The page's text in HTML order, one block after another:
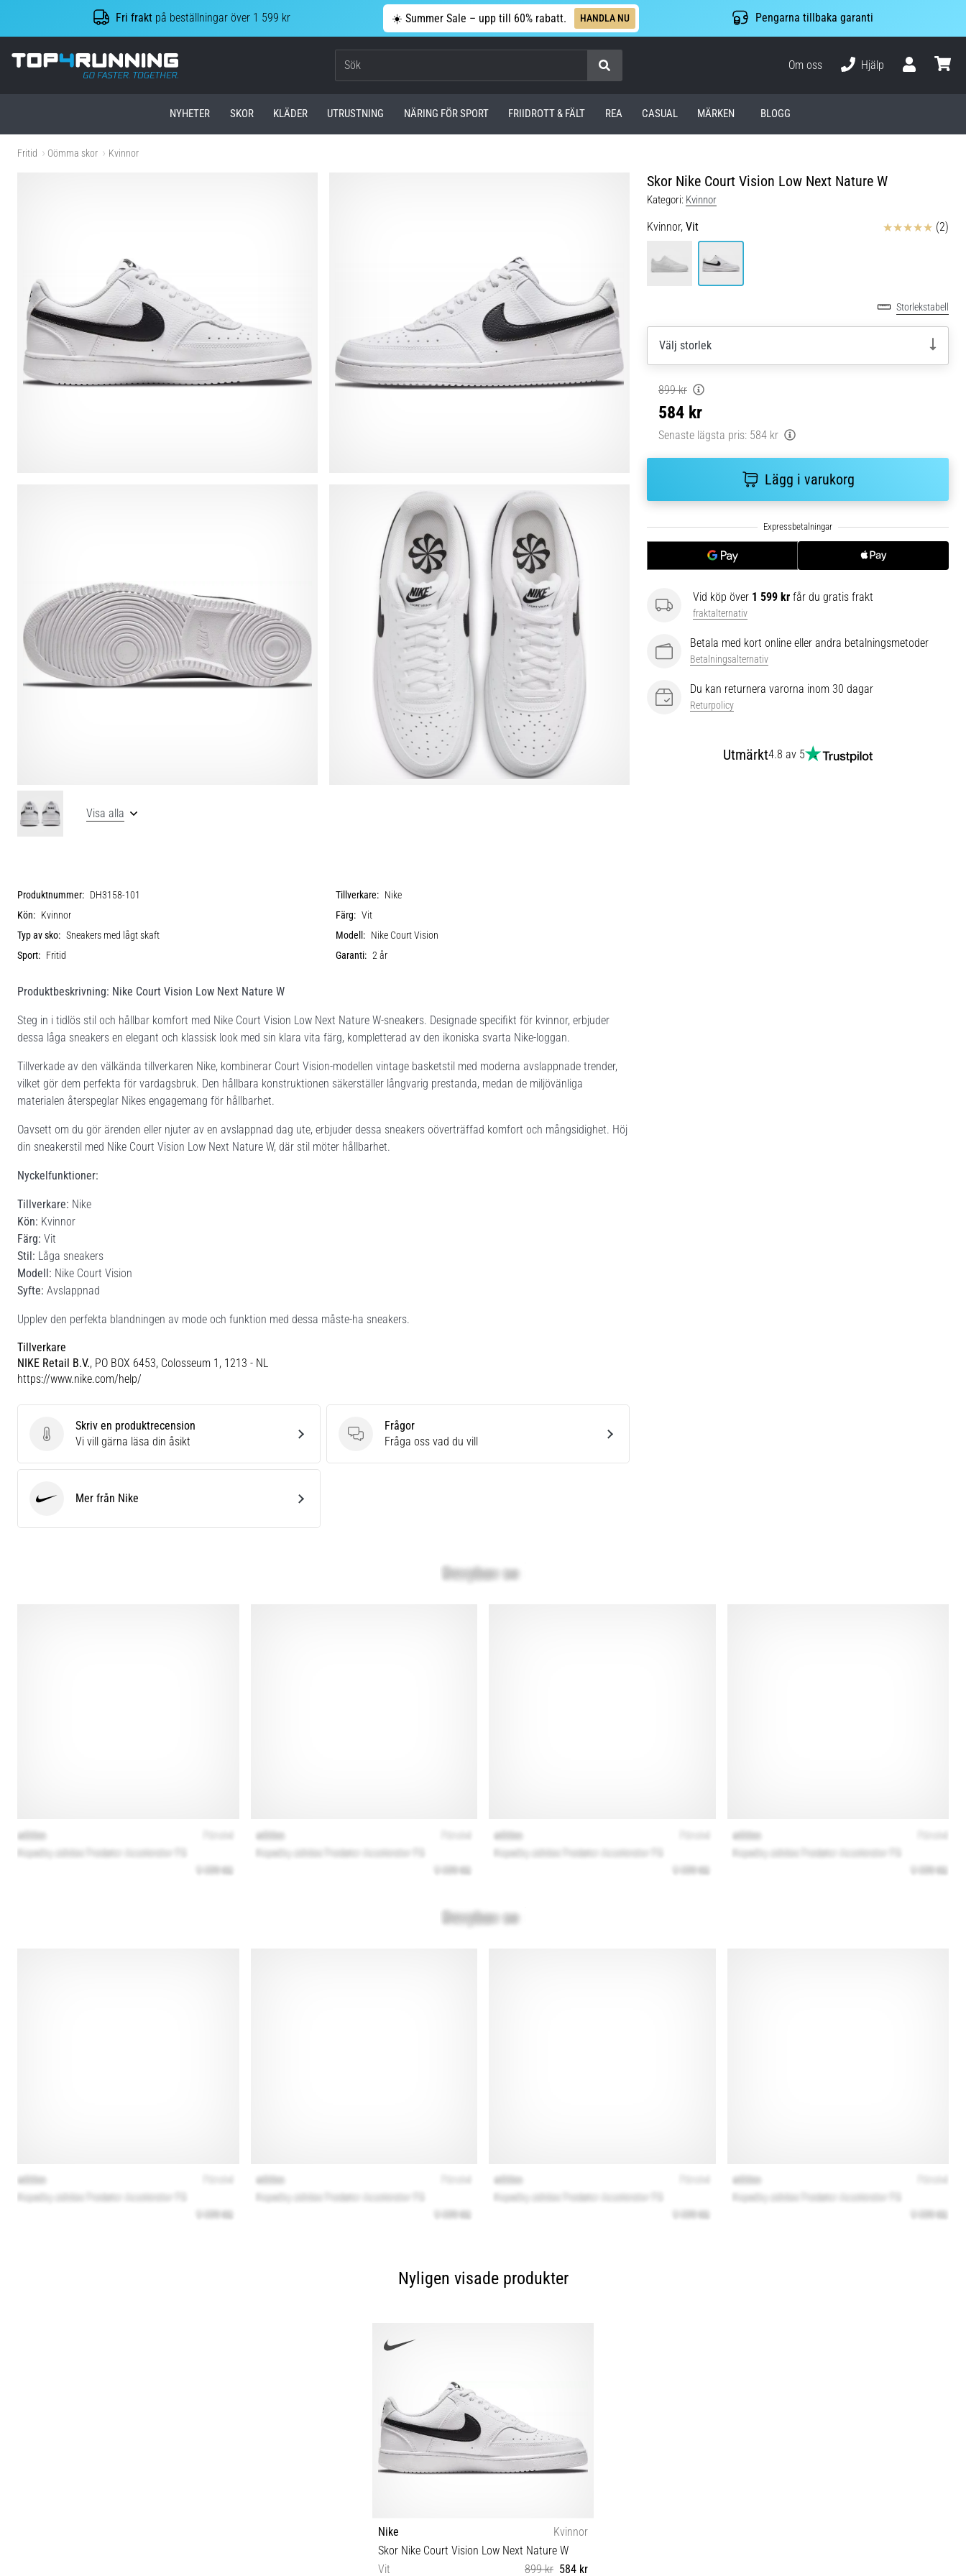
Fri frakt på beställningar över 1 599 kr ☀️ Summer Sale – upp till 60% rabatt. HANDLA NU Pengarna tillbaka garanti
Top4Running.se
Om oss
Hjälp
NYHETER SKOR KLÄDER UTRUSTNING NÄRING FÖR SPORT FRIIDROTT & FÄLT REA CASUAL MÄRKEN BLOGG
Fritid Oömma skor Kvinnor
Skor Nike Court Vision Low Next Nature W
Kategori: Kvinnor
Kvinnor, Vit Recensioner (2)
Storlekstabell
Välj storlek
899 kr
584 kr
Senaste lägsta pris: 584 kr
Lägg i varukorg
Vid köp över 1 599 kr får du gratis frakt
fraktalternativ
Betala med kort online eller andra betalningsmetoder
Betalningsalternativ
Du kan returnera varorna inom 30 dagar
Returpolicy
Utmärkt4.8 av 5
Visa alla
Produktnummer: DH3158-101 Tillverkare: Nike
Kön: Kvinnor Färg: Vit
Typ av sko: Sneakers med lågt skaft Modell: Nike Court Vision
Sport: Fritid Garanti: 2 år
Produktbeskrivning: Nike Court Vision Low Next Nature W
Steg in i tidlös stil och hållbar komfort med Nike Court Vision Low Next Nature W-sneakers. Designade specifikt för kvinnor, erbjuder
dessa låga sneakers en elegant och klassisk look med sin klara vita färg, kompletterad av den ikoniska svarta Nike-loggan.
Tillverkade av den välkända tillverkaren Nike, kombinerar Court Vision-modellen vintage basketstil med moderna avslappnade trender,
vilket gör dem perfekta för vardagsbruk. Den hållbara konstruktionen säkerställer långvarig prestanda, medan de miljövänliga
materialen återspeglar Nikes engagemang för hållbarhet.
Oavsett om du gör ärenden eller njuter av en avslappnad dag ute, erbjuder dessa sneakers oöverträffad komfort och mångsidighet. Höj
din sneakerstil med Nike Court Vision Low Next Nature W, där stil möter hållbarhet.
Nyckelfunktioner:
Tillverkare: Nike
Kön: Kvinnor
Färg: Vit
Stil: Låga sneakers
Modell: Nike Court Vision
Syfte: Avslappnad
Upplev den perfekta blandningen av mode och funktion med dessa måste-ha sneakers.
Tillverkare
NIKE Retail B.V., PO BOX 6453, Colosseum 1, 1213 - NL
https://www.nike.com/help/
Skriv en produktrecension
Skriv en produktrecension
Vi vill gärna läsa din åsikt
Frågor
Frågor
Fråga oss vad du vill
Mer från Nike
Nyligen visade produkter
Nike
Kvinnor
Skor Nike Court Vision Low Next Nature W
Vit
899 kr 584 kr